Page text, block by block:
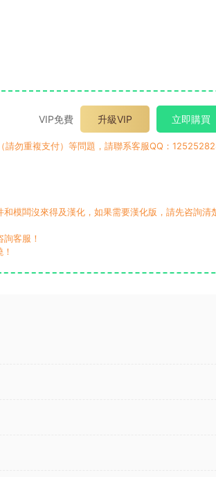
VIP免費 升級VIP 立即購買
請勿重複支付）等問題，請聯系客服QQ：
模闆沒來得及漢化，如果需要漢化版，請先咨詢清
客服！